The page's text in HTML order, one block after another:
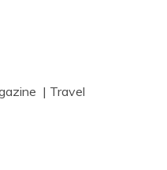
| Travel